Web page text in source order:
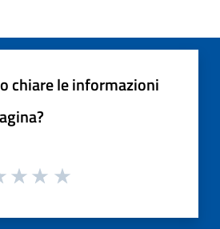
chiare le informazioni